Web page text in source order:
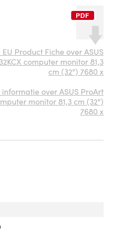
Product Fiche over ASUS
computer monitor 81,3
cm (32") 7680 x
over ASUS ProArt
monitor 81,3 cm (32")
7680 x